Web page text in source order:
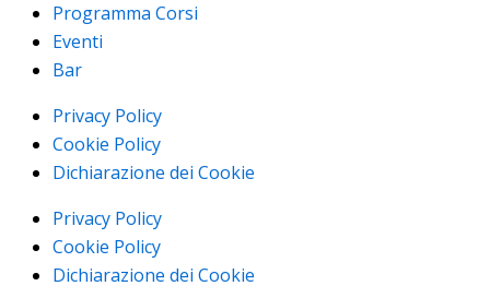
Programma Corsi
Eventi
Bar
Privacy Policy
Cookie Policy
Dichiarazione dei Cookie
Privacy Policy
Cookie Policy
Dichiarazione dei Cookie